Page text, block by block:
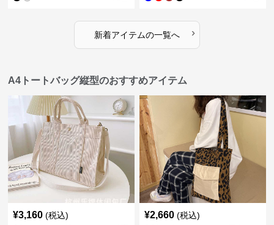
新着アイテムの一覧へ ›
A4トートバッグ縦型のおすすめアイテム
¥3,160 (税込) ¥2,660 (税込)